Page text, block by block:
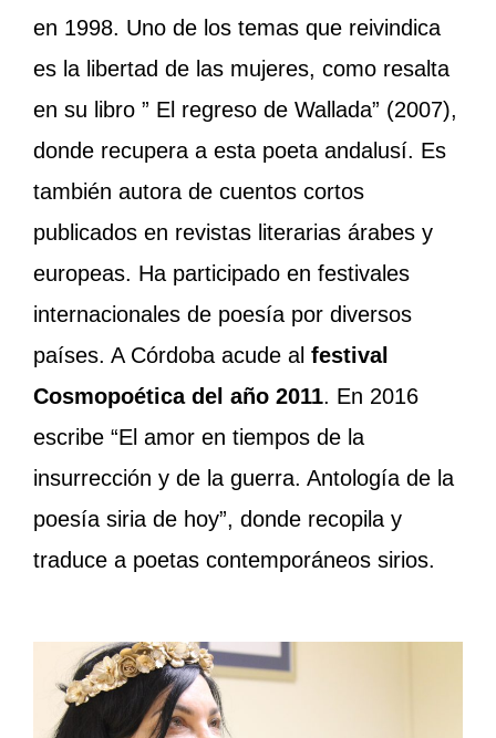
en 1998. Uno de los temas que reivindica
es la libertad de las mujeres, como resalta
en su libro ” El regreso de Wallada” (2007),
donde recupera a esta poeta andalusí. Es
también autora de cuentos cortos
publicados en revistas literarias árabes y
europeas. Ha participado en festivales
internacionales de poesía por diversos
países. A Córdoba acude al festival
Cosmopoética del año 2011. En 2016
escribe “El amor en tiempos de la
insurrección y de la guerra. Antología de la
poesía siria de hoy”, donde recopila y
traduce a poetas contemporáneos sirios.